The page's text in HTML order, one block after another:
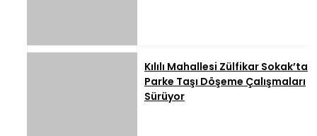
Kılılı Mahallesi Zülfikar Sokak’ta
Parke Taşı Döşeme Çalışmaları
Sürüyor